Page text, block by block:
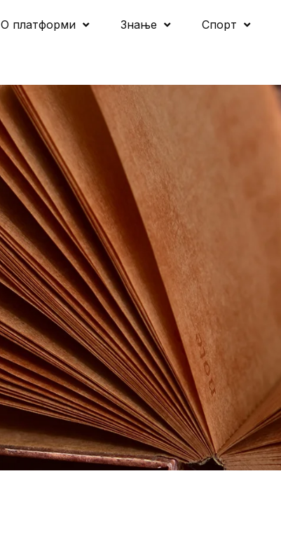
О платформи Знање Спорт